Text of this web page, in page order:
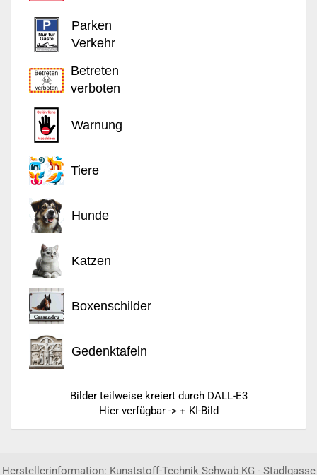
Parken
Verkehr
Betreten
verboten
Warnung
Tiere
Hunde
Katzen
Boxenschilder
Gedenktafeln
Bilder teilweise kreiert durch DALL-E3
Hier verfügbar -> + KI-Bild
Herstellerinformation: Kunststoff-Technik Schwab KG - Stadlgasse